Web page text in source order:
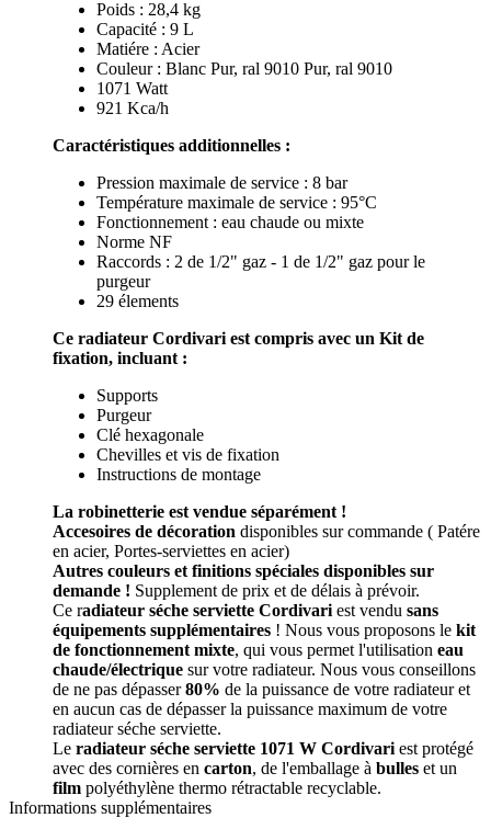
Poids : 28,4 kg
Capacité : 9 L
Matiére : Acier
Couleur : Blanc Pur, ral 9010 Pur, ral 9010
1071 Watt
921 Kca/h
Caractéristiques additionnelles :
Pression maximale de service : 8 bar
Température maximale de service : 95°C
Fonctionnement : eau chaude ou mixte
Norme NF
Raccords : 2 de 1/2" gaz - 1 de 1/2" gaz pour le
purgeur
29 élements
Ce radiateur Cordivari est compris avec un Kit de
fixation, incluant :
Supports
Purgeur
Clé hexagonale
Chevilles et vis de fixation
Instructions de montage
La robinetterie est vendue séparément !
Accesoires de décoration disponibles sur commande ( Patére
en acier, Portes-serviettes en acier)
Autres couleurs et finitions spéciales disponibles sur
demande ! Supplement de prix et de délais à prévoir.
Ce radiateur séche serviette Cordivari est vendu sans
équipements supplémentaires ! Nous vous proposons le kit
de fonctionnement mixte, qui vous permet l'utilisation eau
chaude/électrique sur votre radiateur. Nous vous conseillons
de ne pas dépasser80% de la puissance de votre radiateur et
en aucun cas de dépasser la puissance maximum de votre
radiateur séche serviette.
Le radiateur séche serviette 1071 W Cordivari est protégé
avec des cornières en carton, de l'emballage à bulles et un
film polyéthylène thermo rétractable recyclable.
Informations supplémentaires